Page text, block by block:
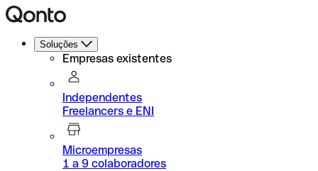
Soluções
Empresas existentes
Independentes
Freelancers e ENI
Microempresas
1 a 9 colaboradores